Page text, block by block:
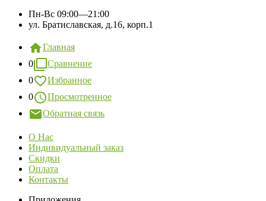
Пн-Вс 09:00—21:00
ул. Братиславская, д.16, корп.1
Главная
0
Сравнение
0
Избранное
0
Просмотренное
Обратная связь
О Нас
Индивидуальный заказ
Скидки
Оплата
Контакты